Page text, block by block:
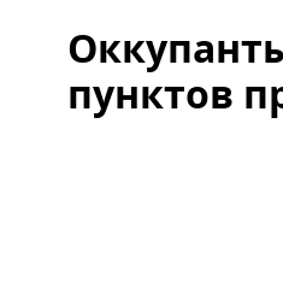
пунктов